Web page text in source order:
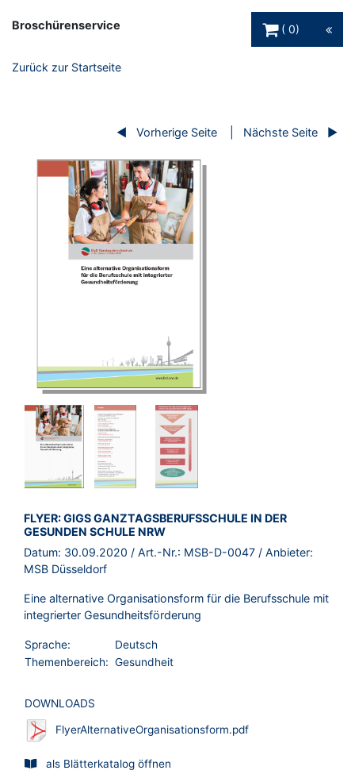
Broschürenservice
0
Zurück zur Startseite
Vorherige Seite Nächste Seite
BROSCHÜRE:
FLYER: GIGS GANZTAGSBERUFSSCHULE IN DER
GESUNDEN SCHULE NRW
Datum: 30.09.2020 / Art.-Nr.: MSB-D-0047 / Anbieter:
MSB Düsseldorf
Eine alternative Organisationsform für die Berufsschule mit
integrierter Gesundheitsförderung
Sprache:
Deutsch
Themenbereich: Gesundheit
DOWNLOADS
FlyerAlternativeOrganisationsform.pdf
als Blätterkatalog öffnen